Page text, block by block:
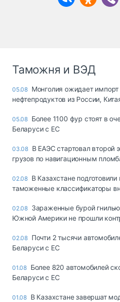
Таможня и ВЭД
05.08 Монголия ожидает импорт
нефтепродуктов из России,
05.08 Более 1100 фур стоят в
Беларуси с ЕС
03.08 В ЕАЭС стартовал второй
грузов по навигационным
02.08 В Казахстане
таможенные классификаторы
02.08 Зараженные бурой
Южной Америки не прошли
02.08 Почти 2 тысячи
Беларуси с ЕС
01.08 Более 820 автомобилей
Беларуси с ЕС
01.08 В Казахстане завершат